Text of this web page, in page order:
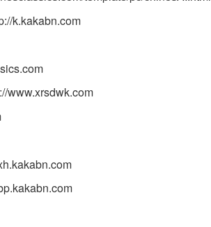
k.kakabn.com
www.xrsdwk.com